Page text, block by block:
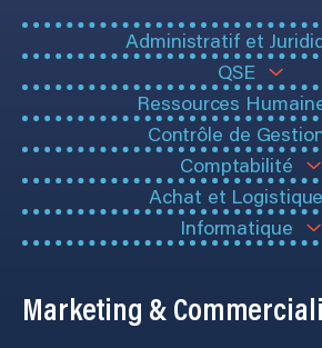
Administratif et
QSE
Ressources
Contrôle de
Comptabilité
Achat et Logistique
Informatique
Marketing &